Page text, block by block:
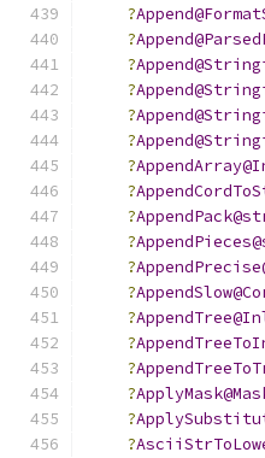
?
?
?
?
?
?
?
?
?
?
?
?
?
?
?
?
?
?